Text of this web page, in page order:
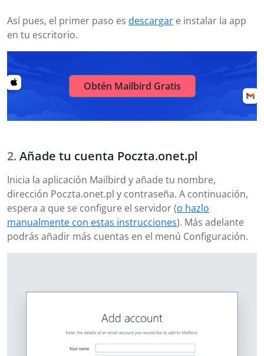
Así pues, el primer paso es descargar e instalar la app
en tu escritorio.
Obtén Mailbird Gratis
Añade tu cuenta Poczta.onet.pl
Inicia la aplicación Mailbird y añade tu nombre,
dirección Poczta.onet.pl y contraseña. A continuación,
espera a que se configure el servidor (o hazlo
manualmente con estas instrucciones). Más adelante
podrás añadir más cuentas en el menú Configuración.